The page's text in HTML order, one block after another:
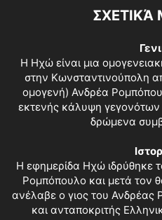
ΣΧΕΤΙΚΆ
Η Ηχώ είναι μια
στην Κωνσταντινούπολη
ομογενή) Ανδρέα
εκτενής κάλυψη
δρώμενα
Η εφημερίδα Ηχώ ιδρύθηκε
Ρομπόπουλο και μετά τον
ανέλαβε ο γιος του Ανδρέας
και ανταποκριτής